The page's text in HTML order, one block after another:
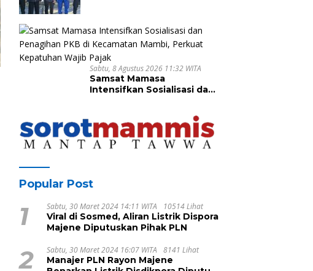
Sabtu, 8 Agustus 2026 11:32 WITA
Samsat Mamasa
Intensifkan Sosialisasi dan
Kepatuhan Wajib Pajak
Popular Post
1 Sabtu, 30 Maret 2024 14:11 WITA 10514 Lihat
Viral di Sosmed, Aliran Listrik Dispora
Majene Diputuskan Pihak PLN
2 Sabtu, 30 Maret 2024 16:07 WITA 8141 Lihat
Manajer PLN Rayon Majene